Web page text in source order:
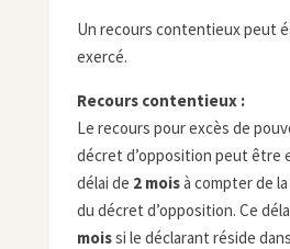
Un recours contentieux peut
exercé.
Recours contentieux :
Le recours pour excès de
décret d’opposition peut être
délai de 2 moisà compter de
du décret d’opposition. Ce
moissi le déclarant réside